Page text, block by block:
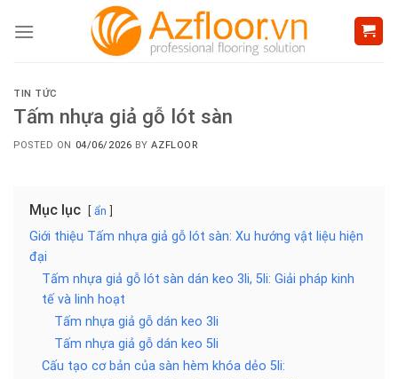
TIN TỨC
Tấm nhựa giả gỗ lót sàn
POSTED ON 04/06/2026 BYAZFLOOR
Mục lục ẩn
Giới thiệu Tấm nhựa giả gỗ lót sàn: Xu hướng vật liệu hiện
đại
Tấm nhựa giả gỗ lót sàn dán keo 3li, 5li: Giải pháp kinh
tế và linh hoạt
Tấm nhựa giả gỗ dán keo 3li
Tấm nhựa giả gỗ dán keo 5li
Cấu tạo cơ bản của sàn hèm khóa dẻo 5li: